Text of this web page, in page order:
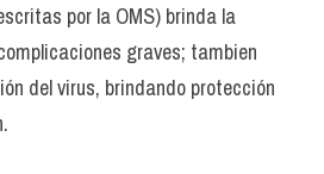
por la OMS) brinda la
graves; tambien
del virus, brindando protección